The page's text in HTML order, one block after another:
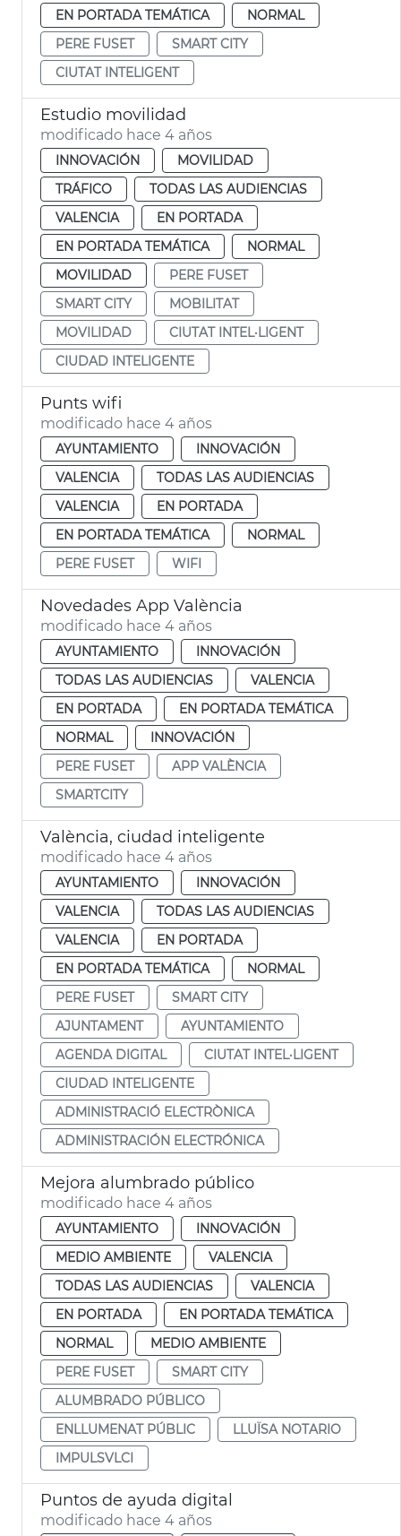
EN PORTADA TEMÁTICA
NORMAL
PERE FUSET
SMART CITY
CIUTAT INTELIGENT
Estudio movilidad
modificado hace 4 años
INNOVACIÓN
MOVILIDAD
TRÁFICO
TODAS LAS AUDIENCIAS
VALENCIA
EN PORTADA
EN PORTADA TEMÁTICA
NORMAL
MOVILIDAD
PERE FUSET
SMART CITY
MOBILITAT
MOVILIDAD
CIUTAT INTEL·LIGENT
CIUDAD INTELIGENTE
Punts wifi
modificado hace 4 años
AYUNTAMIENTO
INNOVACIÓN
VALENCIA
TODAS LAS AUDIENCIAS
VALENCIA
EN PORTADA
EN PORTADA TEMÁTICA
NORMAL
PERE FUSET
WIFI
Novedades App València
modificado hace 4 años
AYUNTAMIENTO
INNOVACIÓN
TODAS LAS AUDIENCIAS
VALENCIA
EN PORTADA
EN PORTADA TEMÁTICA
NORMAL
INNOVACIÓN
PERE FUSET
APP VALÈNCIA
SMARTCITY
València, ciudad inteligente
modificado hace 4 años
AYUNTAMIENTO
INNOVACIÓN
VALENCIA
TODAS LAS AUDIENCIAS
VALENCIA
EN PORTADA
EN PORTADA TEMÁTICA
NORMAL
PERE FUSET
SMART CITY
AJUNTAMENT
AYUNTAMIENTO
AGENDA DIGITAL
CIUTAT INTEL·LIGENT
CIUDAD INTELIGENTE
ADMINISTRACIÓ ELECTRÒNICA
ADMINISTRACIÓN ELECTRÓNICA
Mejora alumbrado público
modificado hace 4 años
AYUNTAMIENTO
INNOVACIÓN
MEDIO AMBIENTE
VALENCIA
TODAS LAS AUDIENCIAS
VALENCIA
EN PORTADA
EN PORTADA TEMÁTICA
NORMAL
MEDIO AMBIENTE
PERE FUSET
SMART CITY
ALUMBRADO PÚBLICO
ENLLUMENAT PÚBLIC
LLUÏSA NOTARIO
IMPULSVLCI
Puntos de ayuda digital
modificado hace 4 años